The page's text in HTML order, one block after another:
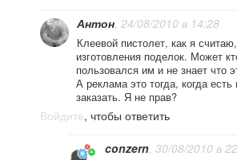
Антон, 24/08/2010 в 14:28
Клеевой пистолет, как я
изготовления поделок. Может
пользовался им и не знает что
А реклама это тогда, когда
заказать. Я не прав?
Войдите, чтобы ответить
conzern, 30/08/2010 в